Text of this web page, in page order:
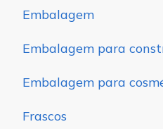
Embalagem
Embalagem para
Embalagem para
Frascos